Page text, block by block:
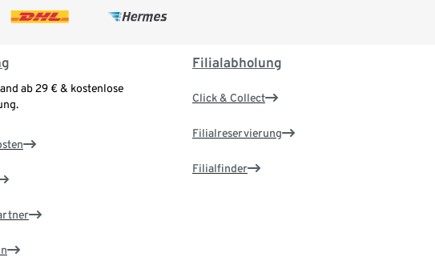
ab 29 € & kostenlose
Filialabholung
Click & Collect
Filialreservierung
Filialfinder